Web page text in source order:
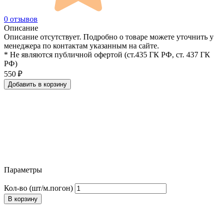
0 отзывов
Описание
Описание отсутствует. Подробно о товаре можете уточнить у
менеджера по контактам указанным на сайте.
* Не являются публичной офертой (ст.435 ГК РФ, cт. 437 ГК
РФ)
550 ₽
Добавить в корзину
Параметры
Кол-во (шт/м.погон)
В корзину